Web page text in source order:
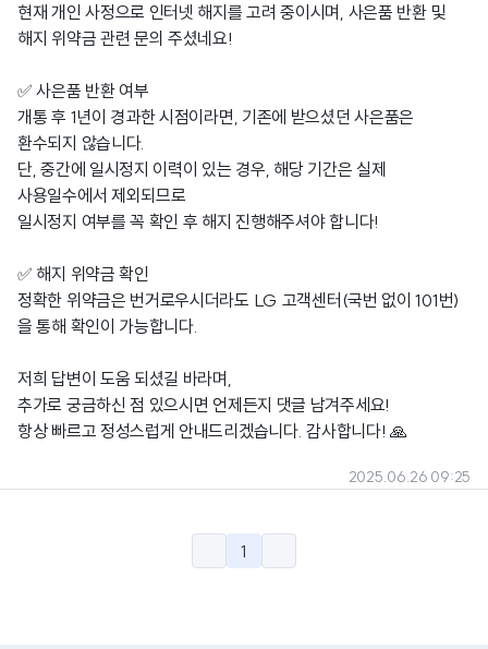
현재 개인 사정으로 인터넷 해지를 고려 중이시며, 사은품 반환 및
해지 위약금 관련 문의 주셨네요!
✅ 사은품 반환 여부
개통 후 1년이 경과한 시점이라면, 기존에 받으셨던 사은품은
환수되지 않습니다.
단, 중간에 일시정지 이력이 있는 경우, 해당 기간은 실제
사용일수에서 제외되므로
일시정지 여부를 꼭 확인 후 해지 진행해주셔야 합니다!
✅ 해지 위약금 확인
정확한 위약금은 번거로우시더라도 LG 고객센터(국번 없이 101번)
을 통해 확인이 가능합니다.
저희 답변이 도움 되셨길 바라며,
추가로 궁금하신 점 있으시면 언제든지 댓글 남겨주세요!
항상 빠르고 정성스럽게 안내드리겠습니다. 감사합니다! 🙏
2025.06.26 09:25
1